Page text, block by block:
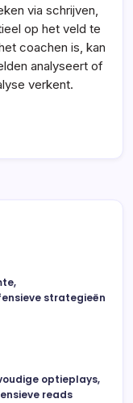
via schrijven,
op het veld te
coachen is, kan
analyseert of
verkent.
strategieën
optieplays,
reads